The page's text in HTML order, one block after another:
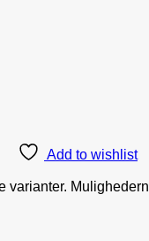
Add to wishlist
varianter.